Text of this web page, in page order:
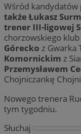
Wśród kandydatów
także Łukasz
trener III-ligowej
chorzowskiego
Górecko z Gwarka
Komornickim z
Przemysławem
Chojniczankę
Nowego trenera
tym tygodniu.
Słuchaj